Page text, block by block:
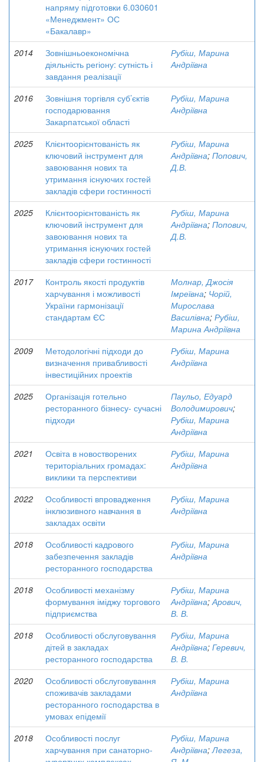
напряму підготовки 6.030601
«Менеджмент» ОС
«Бакалавр»
2014
Зовнішньоекономічна
діяльність регіону: сутність і
завдання реалізації
Рубіш, Марина
Андріївна
2016
Зовнішня торгівля суб’єктів
господарювання
Закарпатської області
Рубіш, Марина
Андріївна
2025
Клієнтоорієнтованість як
ключовий інструмент для
завоювання нових та
утримання існуючих гостей
закладів сфери гостинності
Рубіш, Марина
Андріївна; Попович,
Д.В.
2025
Клієнтоорієнтованість як
ключовий інструмент для
завоювання нових та
утримання існуючих гостей
закладів сфери гостинності
Рубіш, Марина
Андріївна; Попович,
Д.В.
2017
Контроль якості продуктів
харчування і можливості
України гармонізації
стандартам ЄС
Молнар, Джосія
Імреївна; Чорій,
Мирослава
Василівна; Рубіш,
Марина Андріївна
2009
Методологічні підходи до
визначення привабливості
інвестиційних проектів
Рубіш, Марина
Андріївна
2025
Організація готельно
ресторанного бізнесу- сучасні
підходи
Паульо, Едуард
Володимирович;
Рубіш, Марина
Андріївна
2021
Освіта в новостворених
територіальних громадах:
виклики та перспективи
Рубіш, Марина
Андріївна
2022
Особливості впровадження
інклюзивного навчання в
закладах освіти
Рубіш, Марина
Андріївна
2018
Особливості кадрового
забезпечення закладів
ресторанного господарства
Рубіш, Марина
Андріївна
2018
Особливості механізму
формування іміджу торгового
підприємства
Рубіш, Марина
Андріївна;Арович,
В. В.
2018
Особливості обслуговування
дітей в закладах
ресторанного господарства
Рубіш, Марина
Андріївна; Геревич,
В. В.
2020
Особливості обслуговування
споживачів закладами
ресторанного господарства в
умовах епідемії
Рубіш, Марина
Андріївна
2018
Особливості послуг
харчування при санаторно-
Рубіш, Марина
Андріївна;Легеза,